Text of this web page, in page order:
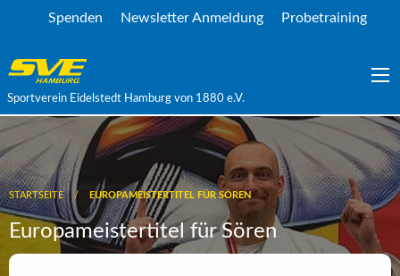
Spenden Newsletter Anmeldung Probetraining
Sportverein Eidelstedt Hamburg von 1880 e.V.
STARTSEITE EUROPAMEISTERTITEL FÜR SÖREN
Europameistertitel für Sören